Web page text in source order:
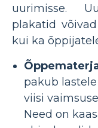
uurimisse.
plakatid
kui ka
pakub
viisi
Need on